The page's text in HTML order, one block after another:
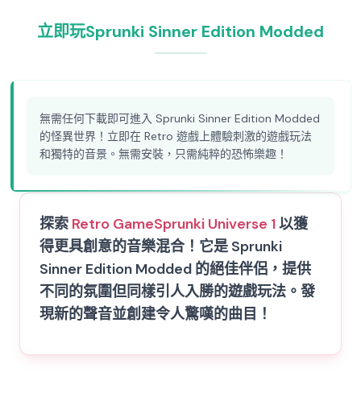
立即玩Sprunki Sinner Edition Modded
無需任何下載即可進入 Sprunki Sinner Edition Modded
的怪異世界！立即在 Retro 遊戲上體驗刺激的遊戲玩法
和獨特的音景。無需安裝，只需純粹的恐怖樂趣！
探索 Retro GameSprunki Universe 1以獲
得更具創意的音樂混合！它是 Sprunki
Sinner Edition Modded 的絕佳伴侶，提供
不同的氛圍但同樣引人入勝的遊戲玩法。發
現新的聲音並創建令人驚嘆的曲目！